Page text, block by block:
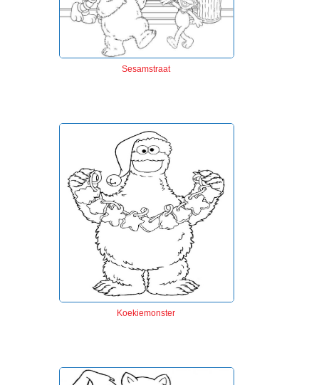
Sesamstraat
Koekiemonster